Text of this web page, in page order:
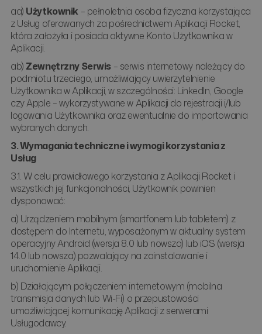
aa) Użytkownik– pełnoletnia osoba fizyczna korzystająca
z Usług oferowanych za pośrednictwem Aplikacji Rocket,
która założyła i posiada aktywne Konto Użytkownika w
Aplikacji.
ab) Zewnętrzny Serwis– serwis internetowy należący do
podmiotu trzeciego, umożliwiający uwierzytelnienie
Użytkownika w Aplikacji, w szczególności: LinkedIn, Google
czy Apple – wykorzystywane w Aplikacji do rejestracji i/lub
logowania Użytkownika oraz ewentualnie do importowania
wybranych danych.
3. Wymagania techniczne i wymogi korzystania z
Usług
3.1. W celu prawidłowego korzystania z Aplikacji Rocket i
wszystkich jej funkcjonalności, Użytkownik powinien
dysponować:
a) Urządzeniem mobilnym (smartfonem lub tabletem) z
dostępem do Internetu, wyposażonym w aktualny system
operacyjny Android (wersja 8.0 lub nowsza) lub iOS (wersja
14.0 lub nowsza) pozwalający na zainstalowanie i
uruchomienie Aplikacji.
b) Działającym połączeniem internetowym (mobilna
transmisja danych lub Wi-Fi) o przepustowości
umożliwiającej komunikację Aplikacji z serwerami
Usługodawcy.